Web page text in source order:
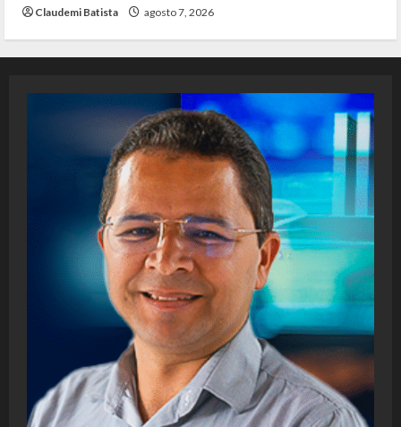
Claudemi Batista agosto 7, 2026